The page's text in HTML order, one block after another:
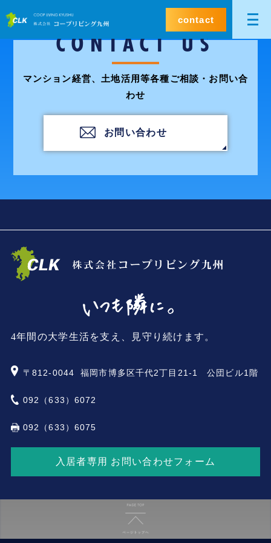
contact
CONTACT US
マンション経営、土地活用等各種ご相談・お問い合
わせ
お問い合わせ
4年間の大学生活を支え、見守り続けます。
〒812-0044 福岡市博多区千代2丁目21-1 公団ビル1階
092（633）6072
092（633）6075
入居者専用 お問い合わせフォーム